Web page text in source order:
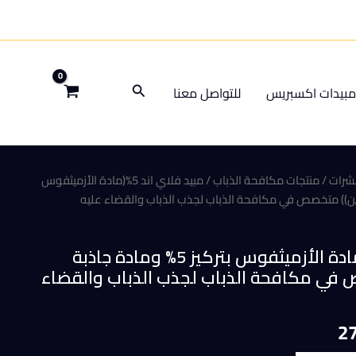
اكسبريس للتواصل معنا البحث
/منتجات مكافحة الذباب
/ مبيد فلاي اند 5%(مادة الأزميثفوس
مبيد فلاي اند 5%(مادة الأزميثفوس بتركيز 5% ومادة جاذبة
مكافحة الذباب لجذب الذباب والقضاء